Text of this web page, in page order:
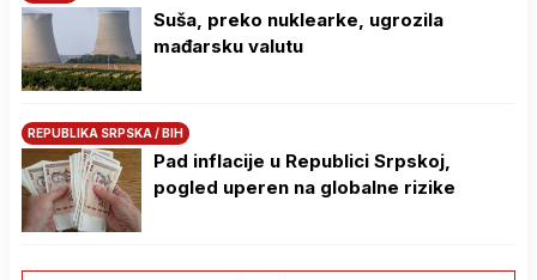
Suša, preko nuklearke, ugrozila
mađarsku valutu
REPUBLIKA SRPSKA / BIH
Pad inflacije u Republici Srpskoj,
pogled uperen na globalne rizike